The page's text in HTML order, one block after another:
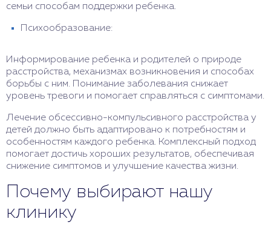
семьи способам поддержки ребенка.
Психообразование:
Информирование ребенка и родителей о природе
расстройства, механизмах возникновения и способах
борьбы с ним. Понимание заболевания снижает
уровень тревоги и помогает справляться с симптомами.
Лечение обсессивно-компульсивного расстройства у
детей должно быть адаптировано к потребностям и
особенностям каждого ребенка. Комплексный подход
помогает достичь хороших результатов, обеспечивая
снижение симптомов и улучшение качества жизни.
Почему выбирают нашу
клинику